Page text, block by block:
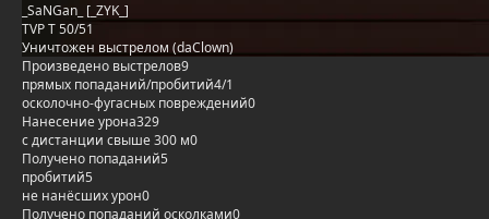
_SaNGan_ [_ZYK_]
TVP T 50/51
Уничтожен выстрелом (daClown)
Произведено выстрелов9
прямых попаданий/пробитий4/1
осколочно-фугасных повреждений0
Нанесение урона329
с дистанции свыше 300 м0
Получено попаданий5
пробитий5
не нанёсших урон0
Получено попаданий осколками0